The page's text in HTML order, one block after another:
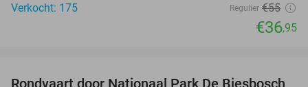
Verkocht: 175
Regulier €55
€36,95
Rondvaart door Nationaal Park De Biesbosch